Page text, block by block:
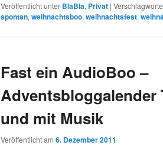
Veröffentlicht unter BlaBla, Privat |
spontan, weihnachtsboo, weihnachtsfest,
Fast ein AudioBoo –
Adventsbloggalender
und mit Musik
Veröffentlicht am 6. Dezember 2011